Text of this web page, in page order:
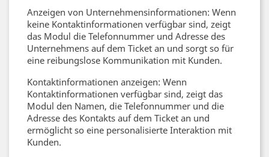
Anzeigen von Unternehmensinformationen: Wenn
keine Kontaktinformationen verfügbar sind, zeigt
das Modul die Telefonnummer und Adresse des
Unternehmens auf dem Ticket an und sorgt so für
eine reibungslose Kommunikation mit Kunden.
Kontaktinformationen anzeigen: Wenn
Kontaktinformationen verfügbar sind, zeigt das
Modul den Namen, die Telefonnummer und die
Adresse des Kontakts auf dem Ticket an und
ermöglicht so eine personalisierte Interaktion mit
Kunden.